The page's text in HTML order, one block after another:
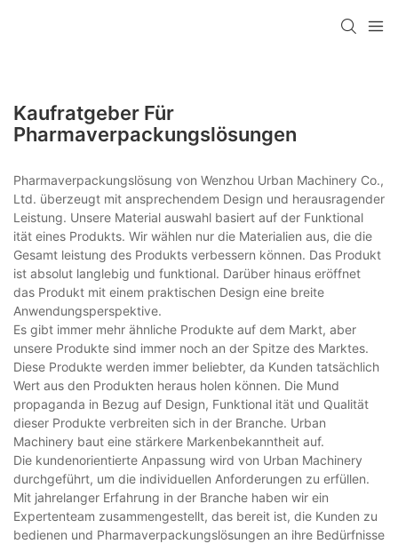
Kaufratgeber Für
Pharmaverpackungslösungen
Pharmaverpackungslösung von Wenzhou Urban Machinery Co.,
Ltd. überzeugt mit ansprechendem Design und herausragender
Leistung. Unsere Material auswahl basiert auf der Funktional
ität eines Produkts. Wir wählen nur die Materialien aus, die die
Gesamt leistung des Produkts verbessern können. Das Produkt
ist absolut langlebig und funktional. Darüber hinaus eröffnet
das Produkt mit einem praktischen Design eine breite
Anwendungsperspektive.
Es gibt immer mehr ähnliche Produkte auf dem Markt, aber
unsere Produkte sind immer noch an der Spitze des Marktes.
Diese Produkte werden immer beliebter, da Kunden tatsächlich
Wert aus den Produkten heraus holen können. Die Mund
propaganda in Bezug auf Design, Funktional ität und Qualität
dieser Produkte verbreiten sich in der Branche. Urban
Machinery baut eine stärkere Markenbekanntheit auf.
Die kundenorientierte Anpassung wird von Urban Machinery
durchgeführt, um die individuellen Anforderungen zu erfüllen.
Mit jahrelanger Erfahrung in der Branche haben wir ein
Expertenteam zusammengestellt, das bereit ist, die Kunden zu
bedienen und Pharmaverpackungslösungen an ihre Bedürfnisse